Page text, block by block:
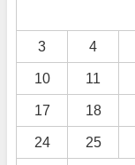
3 4
10 11
17 18
24 25